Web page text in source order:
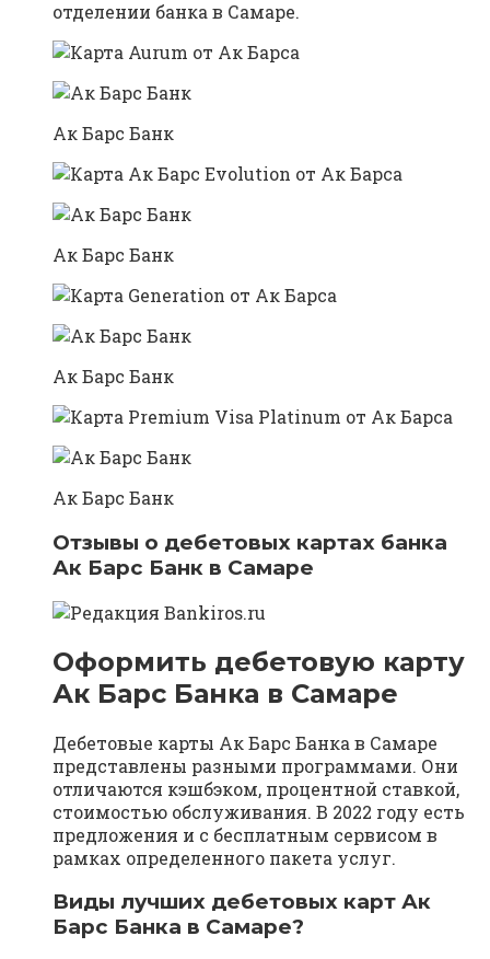
отделении банка в Самаре.
Ак Барс Банк
Ак Барс Банк
Ак Барс Банк
Ак Барс Банк
Отзывы о дебетовых картах банка
Ак Барс Банк в Самаре
Оформить дебетовую карту
Ак Барс Банка в Самаре
Дебетовые карты Ак Барс Банка в Самаре
представлены разными программами. Они
отличаются кэшбэком, процентной ставкой,
стоимостью обслуживания. В 2022 году есть
предложения и с бесплатным сервисом в
рамках определенного пакета услуг.
Виды лучших дебетовых карт Ак
Барс Банка в Самаре?